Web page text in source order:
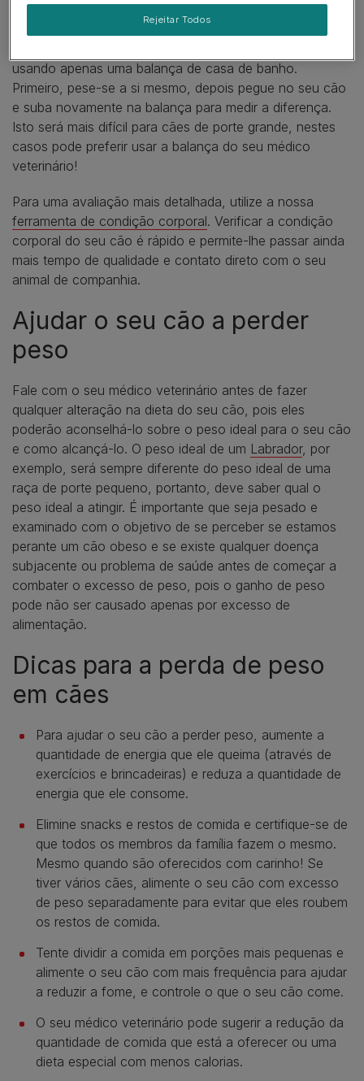
O seu médico veterinário poderá dizer-lhe durante as
avaliações regulares se o seu cão está acima do peso,
usando apenas uma balança de casa de banho.
Primeiro, pese-se a si mesmo, depois pegue no seu cão
e suba novamente na balança para medir a diferença.
Isto será mais difícil para cães de porte grande, nestes
casos pode preferir usar a balança do seu médico
veterinário!
Para uma avaliação mais detalhada, utilize a nossa
ferramenta de condição corporal. Verificar a condição
corporal do seu cão é rápido e permite-lhe passar ainda
mais tempo de qualidade e contato direto com o seu
animal de companhia.
Ajudar o seu cão a perder
peso
Fale com o seu médico veterinário antes de fazer
qualquer alteração na dieta do seu cão, pois eles
poderão aconselhá-lo sobre o peso ideal para o seu cão
e como alcançá-lo. O peso ideal de um Labrador, por
exemplo, será sempre diferente do peso ideal de uma
raça de porte pequeno, portanto, deve saber qual o
peso ideal a atingir. É importante que seja pesado e
examinado com o objetivo de se perceber se estamos
perante um cão obeso e se existe qualquer doença
subjacente ou problema de saúde antes de começar a
combater o excesso de peso, pois o ganho de peso
pode não ser causado apenas por excesso de
alimentação.
Dicas para a perda de peso
em cães
Para ajudar o seu cão a perder peso, aumente a
quantidade de energia que ele queima (através de
exercícios e brincadeiras) e reduza a quantidade de
energia que ele consome.
Elimine snacks e restos de comida e certifique-se de
que todos os membros da família fazem o mesmo.
Mesmo quando são oferecidos com carinho! Se
tiver vários cães, alimente o seu cão com excesso
de peso separadamente para evitar que eles roubem
os restos de comida.
Tente dividir a comida em porções mais pequenas e
alimente o seu cão com mais frequência para ajudar
a reduzir a fome, e controle o que o seu cão come.
O seu médico veterinário pode sugerir a redução da
quantidade de comida que está a oferecer ou uma
dieta especial com menos calorias.
Rejeitar Todos